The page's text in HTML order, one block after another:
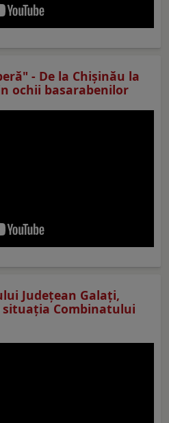
- De la Chișinău la
ochii basarabenilor
Judeţean Galaţi,
situaţia Combinatului